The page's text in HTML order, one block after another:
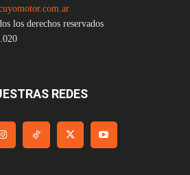
los derechos reservados
REDES